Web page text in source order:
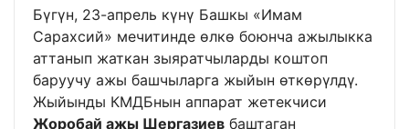
Бүгүн, 23-апрель күнү Башкы «Имам
Сарахсий» мечитинде өлкө боюнча ажылыкка
аттанып жаткан зыяратчыларды коштоп
баруучу ажы башчыларга жыйын өткөрүлдү.
Жыйынды КМДБнын аппарат жетекчиси
Жоробай ажы Шергазиев баштаган